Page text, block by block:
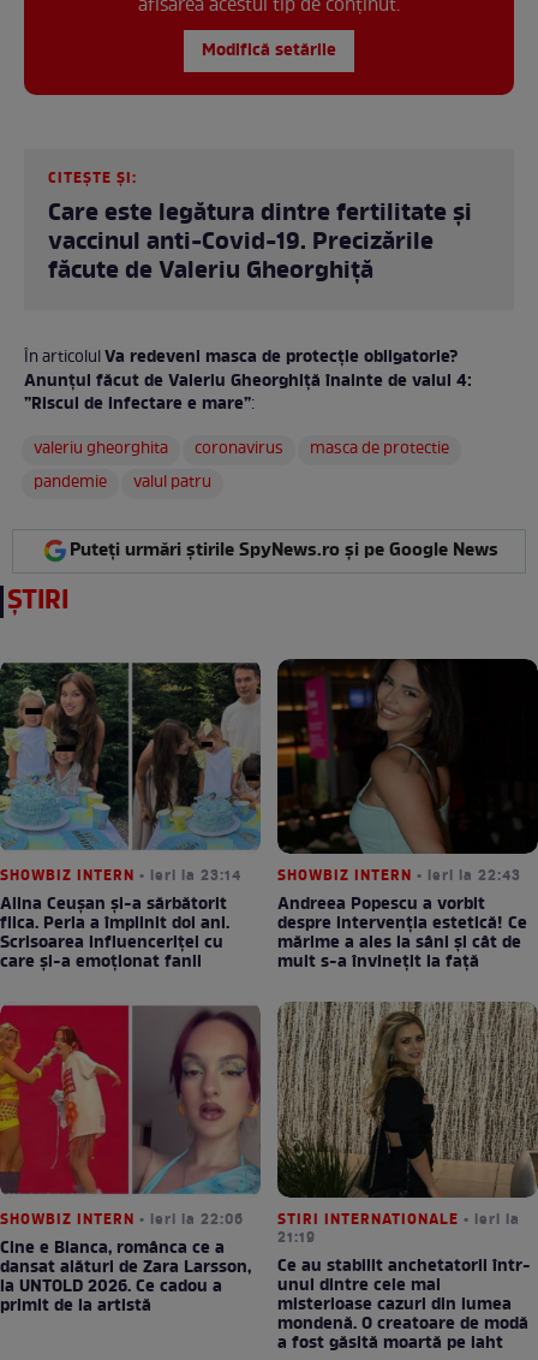
afisarea acestui tip de conținut.
Modifică setările
CITEȘTE ȘI:
Care este legătura dintre fertilitate și
vaccinul anti-Covid-19. Precizările
făcute de Valeriu Gheorghiță
În articolulVa redeveni masca de protecție obligatorie?
Anunțul făcut de Valeriu Gheorghiță înainte de valul 4:
”Riscul de infectare e mare”:
valeriu gheorghita
coronavirus
masca de protectie
pandemie
valul patru
Puteți urmări știrile SpyNews.ro și pe Google News
ȘTIRI
SHOWBIZ INTERN • ieri la 23:14
Alina Ceușan și-a sărbătorit
fiica. Perla a împlinit doi ani.
Scrisoarea influenceriței cu
care și-a emoționat fanii
SHOWBIZ INTERN • ieri la 22:43
Andreea Popescu a vorbit
despre intervenția estetică! Ce
mărime a ales la sâni și cât de
mult s-a învinețit la față
SHOWBIZ INTERN • ieri la 22:06
Cine e Bianca, românca ce a
dansat alături de Zara Larsson,
la UNTOLD 2026. Ce cadou a
primit de la artistă
STIRI INTERNATIONALE • ieri la
21:19
Ce au stabilit anchetatorii într-
unul dintre cele mai
misterioase cazuri din lumea
mondenă. O creatoare de modă
a fost găsită moartă pe iaht